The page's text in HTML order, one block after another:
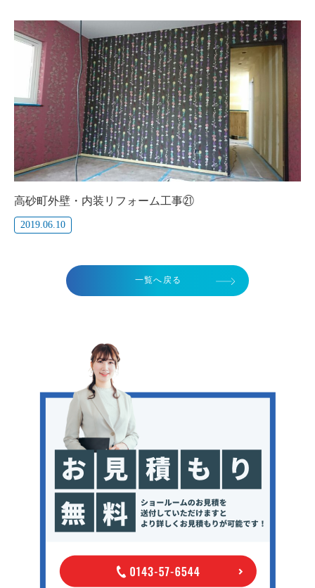
高砂町外壁・内装リフォーム工事㉑
2019.06.10
一覧へ戻る